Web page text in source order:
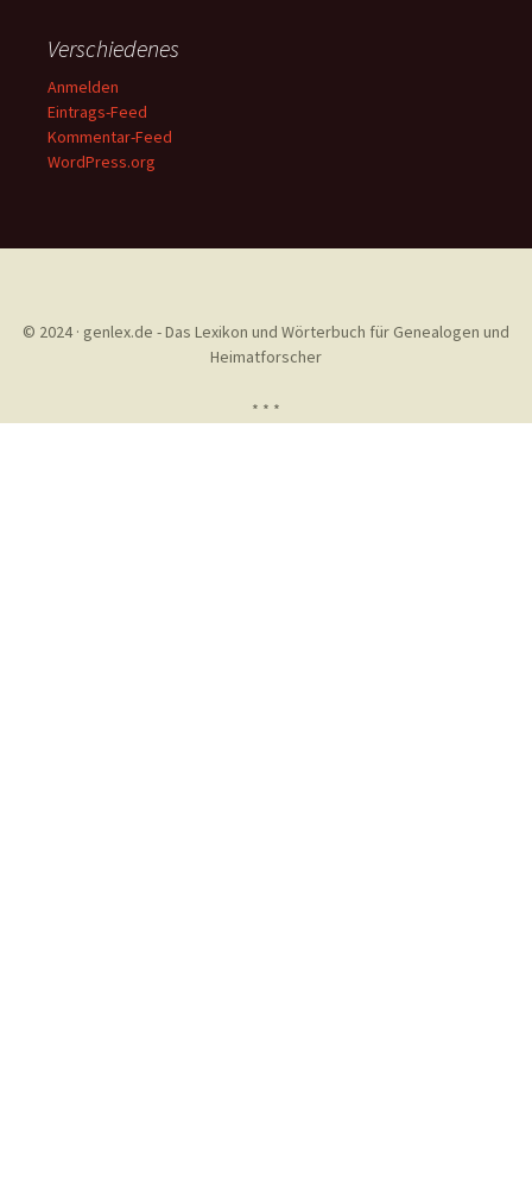
Verschiedenes
Anmelden
Eintrags-Feed
Kommentar-Feed
WordPress.org
© 2024 · genlex.de - Das Lexikon und Wörterbuch für Genealogen und
Heimatforscher
* * *